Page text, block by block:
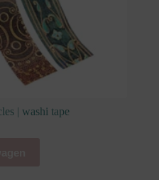
| washi tape